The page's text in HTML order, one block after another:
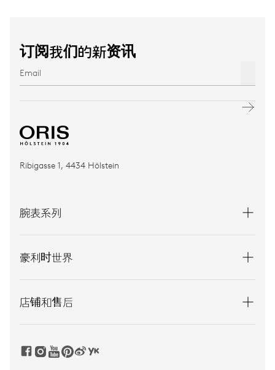
订阅我们的新资讯
Ribigasse 1, 4434 Hölstein
腕表系列
豪利时世界
店铺和售后